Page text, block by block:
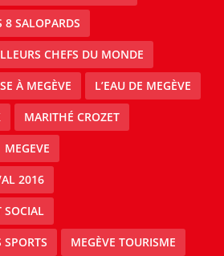
8 SALOPARDS
CHEFS DU MONDE
À MEGÈVE L’EAU DE MEGÈVE
MARITHÉ CROZET
MEGEVE
2016
SOCIAL
SPORTS MEGÈVE TOURISME